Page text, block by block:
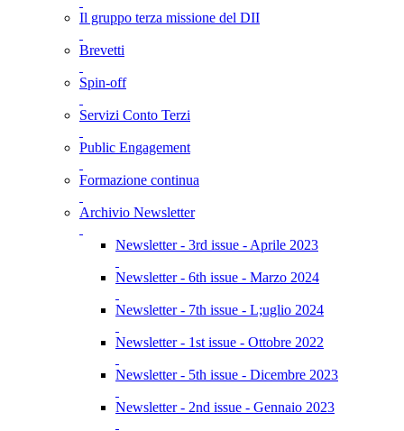
Il gruppo terza missione del DII
Brevetti
Spin-off
Servizi Conto Terzi
Public Engagement
Formazione continua
Archivio Newsletter
Newsletter - 3rd issue - Aprile 2023
Newsletter - 6th issue - Marzo 2024
Newsletter - 7th issue - L;uglio 2024
Newsletter - 1st issue - Ottobre 2022
Newsletter - 5th issue - Dicembre 2023
Newsletter - 2nd issue - Gennaio 2023